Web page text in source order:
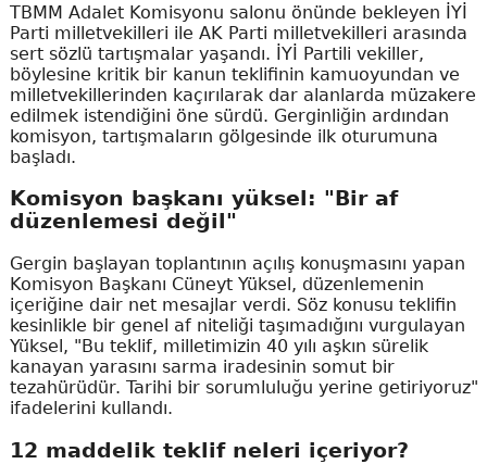
TBMM Adalet Komisyonu salonu önünde bekleyen İYİ
Parti milletvekilleri ile AK Parti milletvekilleri arasında
sert sözlü tartışmalar yaşandı. İYİ Partili vekiller,
böylesine kritik bir kanun teklifinin kamuoyundan ve
milletvekillerinden kaçırılarak dar alanlarda müzakere
edilmek istendiğini öne sürdü. Gerginliğin ardından
komisyon, tartışmaların gölgesinde ilk oturumuna
başladı.
Komisyon başkanı yüksel: "Bir af
düzenlemesi değil"
Gergin başlayan toplantının açılış konuşmasını yapan
Komisyon Başkanı Cüneyt Yüksel, düzenlemenin
içeriğine dair net mesajlar verdi. Söz konusu teklifin
kesinlikle bir genel af niteliği taşımadığını vurgulayan
Yüksel, "Bu teklif, milletimizin 40 yılı aşkın sürelik
kanayan yarasını sarma iradesinin somut bir
tezahürüdür. Tarihi bir sorumluluğu yerine getiriyoruz"
ifadelerini kullandı.
12 maddelik teklif neleri içeriyor?